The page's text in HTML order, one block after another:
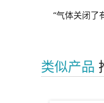
“气体关闭
类似产品